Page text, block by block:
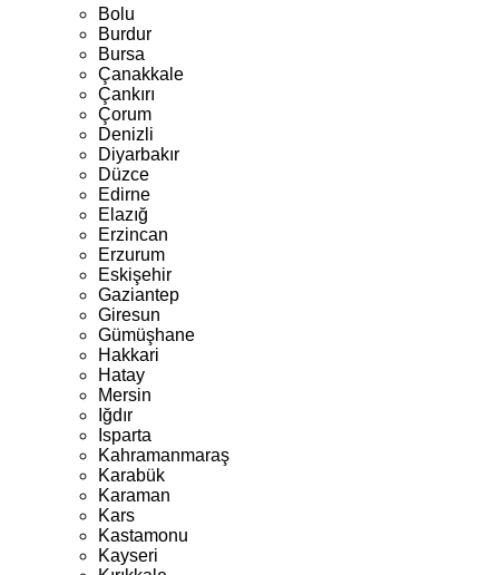
Bolu
Burdur
Bursa
Çanakkale
Çankırı
Çorum
Denizli
Diyarbakır
Düzce
Edirne
Elazığ
Erzincan
Erzurum
Eskişehir
Gaziantep
Giresun
Gümüşhane
Hakkari
Hatay
Mersin
Iğdır
Isparta
Kahramanmaraş
Karabük
Karaman
Kars
Kastamonu
Kayseri